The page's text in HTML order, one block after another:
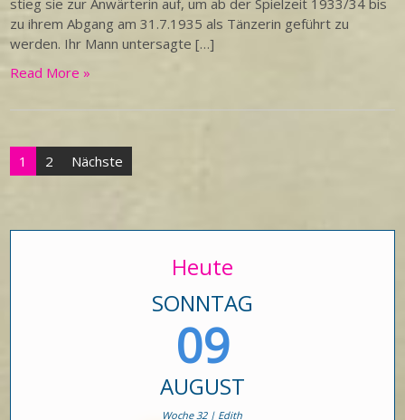
stieg sie zur Anwärterin auf, um ab der Spielzeit 1933/34 bis
zu ihrem Abgang am 31.7.1935 als Tänzerin geführt zu
werden. Ihr Mann untersagte […]
Read More »
Seitennummerierung
der
1 2 Nächste
Heute
SONNTAG
09
AUGUST
Woche 32 | Edith